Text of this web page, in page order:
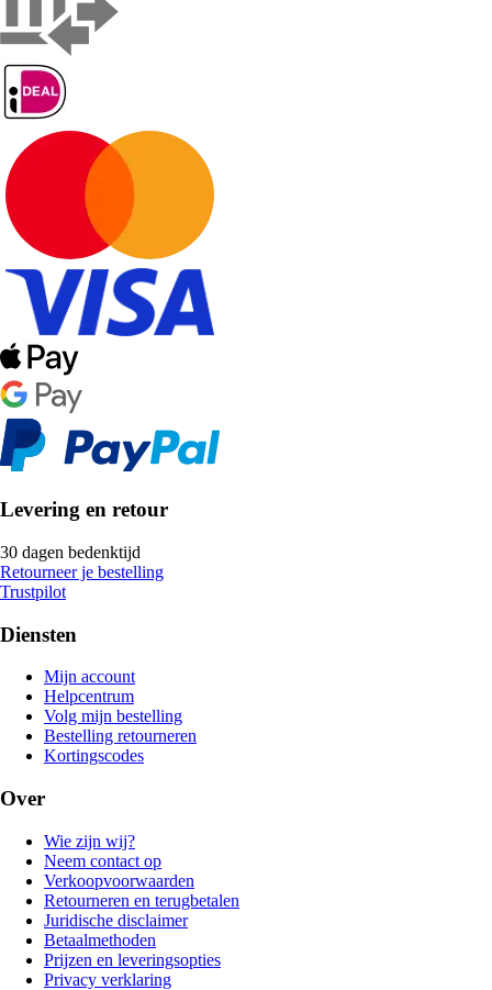
Levering en retour
30 dagen bedenktijd
Retourneer je bestelling
Trustpilot
Diensten
Mijn account
Helpcentrum
Volg mijn bestelling
Bestelling retourneren
Kortingscodes
Over
Wie zijn wij?
Neem contact op
Verkoopvoorwaarden
Retourneren en terugbetalen
Juridische disclaimer
Betaalmethoden
Prijzen en leveringsopties
Privacy verklaring